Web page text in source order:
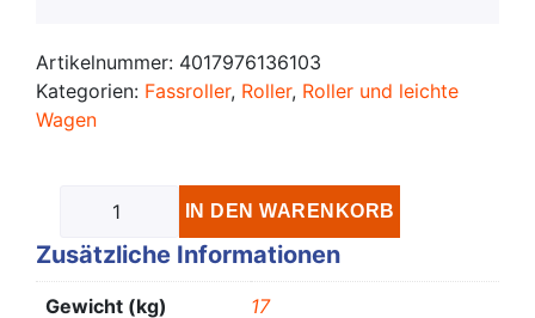
Artikelnummer: 4017976136103
Kategorien: Fassroller, Roller, Roller und leichte
Wagen
IN DEN WARENKORB
Zusätzliche Informationen
Gewicht (kg) 17